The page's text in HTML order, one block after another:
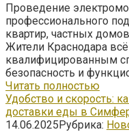
Проведение
профессионального
квартир, частных
Жители Краснодара
квалифицированным
безопасность и
Читать полностью
Удобство и скорость:
доставки еды в
14.06.2025Рубрика: